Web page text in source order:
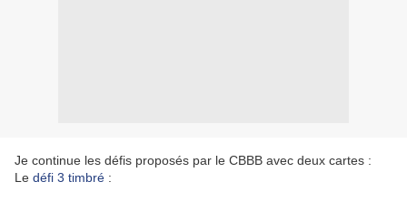
Je continue les défis proposés par le CBBB avec deux cartes :
Le défi 3 timbré :